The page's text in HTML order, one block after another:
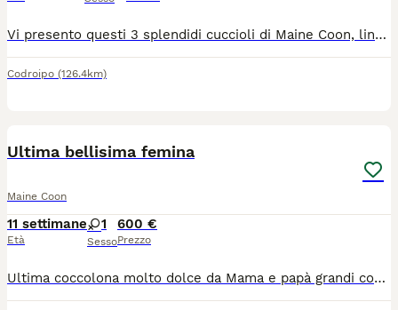
Vi presento questi 3 splendidi cuccioli di Maine Coon, linea RUSSA...quindi piu' grandi del solito Maine Coon. Sono nati il primo giorno d'estate. 2 femmine total White con occhi azzurri, e 1 maschio colore blue smoke con bianco (raro). Saranno pronti a fine Agosto. I cuccioli saranno seguiti, per tutte le certificazioni, e per la profilassi completa dalla mia clinica di fiducia. Genitori di mia proprieta' ed esenti da tutte le malattie genetiche feline. NO PEDIGREE. "Fino a quando non hai amato un animale, una parte della tua anima sarà sempre senza luce"
Codroipo (126.4km)
Ultima bellisima femina
Maine Coon
11 settimane
Età
1
Sesso
600 €
Prezzo
Ultima coccolona molto dolce da Mama e papà grandi con tutti test di salute.abituata a tiragraffi,lettiera,mangiare di alta qualità e tantissime coccole🥰piu info e foto volentieri.solo gente interesata non perditempo.